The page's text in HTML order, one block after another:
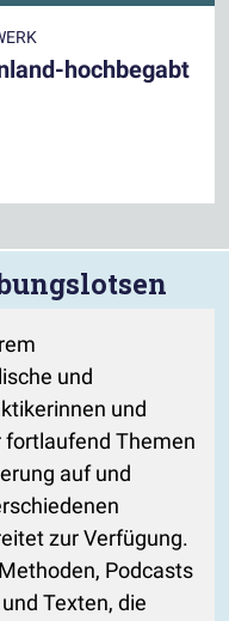
hochbegabt
und
und
fortlaufend Themen
auf und
zur Verfügung.
Podcasts
Texten, die